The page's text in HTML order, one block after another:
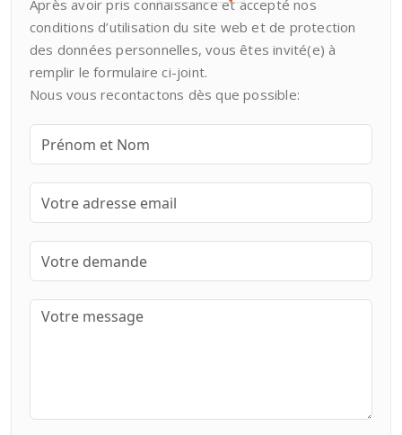
Après avoir pris connaissance et accepté nos
conditions d’utilisation du site web et de protection
des données personnelles, vous êtes invité(e) à
remplir le formulaire ci-joint.
Nous vous recontactons dès que possible: